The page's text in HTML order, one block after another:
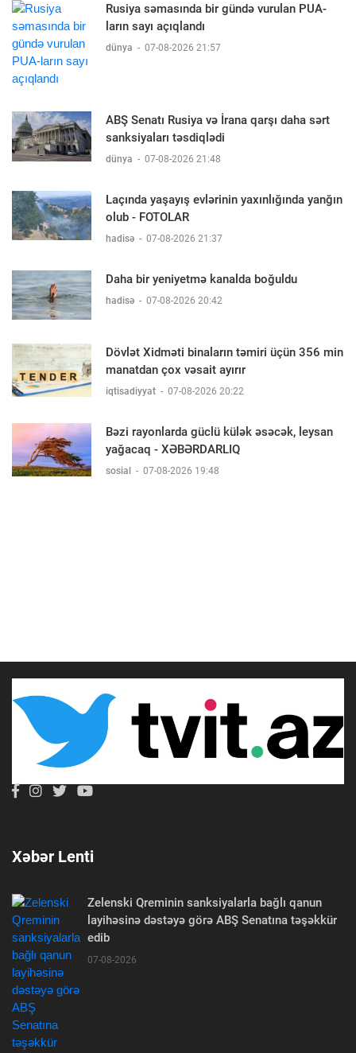
Rusiya səmasında bir gündə vurulan PUA-
ların sayı açıqlandı
dünya - 07-08-2026 21:57
ABŞ Senatı Rusiya və İrana qarşı daha sərt
sanksiyaları təsdiqlədi
dünya - 07-08-2026 21:48
Laçında yaşayış evlərinin yaxınlığında yanğın
olub - FOTOLAR
hadisə - 07-08-2026 21:37
Daha bir yeniyetmə kanalda boğuldu
hadisə - 07-08-2026 20:42
Dövlət Xidməti binaların təmiri üçün 356 min
manatdan çox vəsait ayırır
iqtisadiyyat - 07-08-2026 20:22
Bəzi rayonlarda güclü külək əsəcək, leysan
yağacaq - XƏBƏRDARLIQ
sosial - 07-08-2026 19:48
Xəbər Lenti
Zelenski Qreminin sanksiyalarla bağlı qanun
layihəsinə dəstəyə görə ABŞ Senatına təşəkkür
edib
07-08-2026